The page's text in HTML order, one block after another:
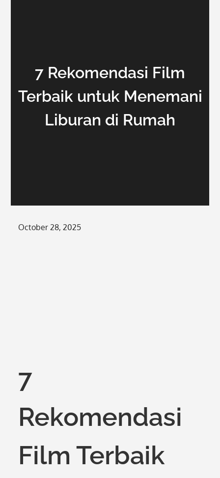
7 Rekomendasi Film
Terbaik untuk Menemani
Liburan di Rumah
Posted
October 28, 2025
7
Rekomendasi
Film Terbaik